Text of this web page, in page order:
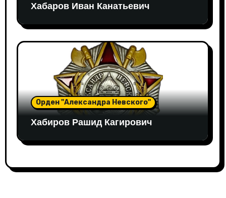
Хабаров Иван Канатьевич
Орден "Александра Невского"
Хабиров Рашид Кагирович